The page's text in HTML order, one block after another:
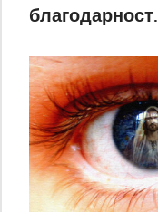
благодарност.